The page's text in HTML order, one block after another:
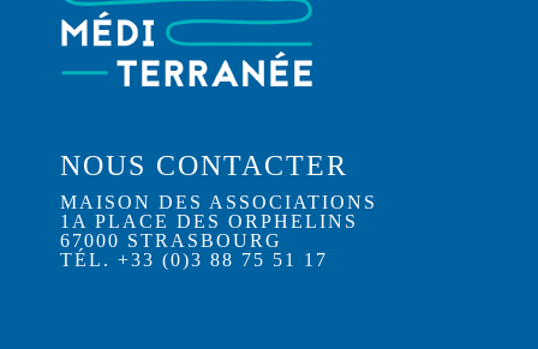
NOUS CONTACTER
MAISON DES ASSOCIATIONS
1A PLACE DES ORPHELINS
67000 STRASBOURG
TÉL. +33 (0)3 88 75 51 17